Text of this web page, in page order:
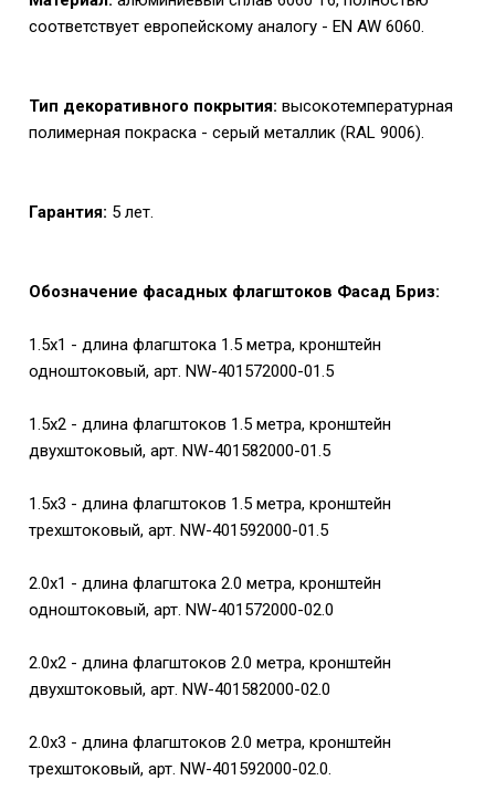
соответствует европейскому аналогу - EN AW 6060.
Тип декоративного покрытия: высокотемпературная
полимерная покраска - серый металлик (RAL 9006).
Гарантия: 5 лет.
Обозначение фасадных флагштоков Фасад Бриз:
1.5х1 - длина флагштока 1.5 метра, кронштейн
одноштоковый, арт. NW-401572000-01.5
1.5х2 - длина флагштоков 1.5 метра, кронштейн
двухштоковый, арт. NW-401582000-01.5
1.5х3 - длина флагштоков 1.5 метра, кронштейн
трехштоковый, арт. NW-401592000-01.5
2.0х1 - длина флагштока 2.0 метра, кронштейн
одноштоковый, арт. NW-401572000-02.0
2.0х2 - длина флагштоков 2.0 метра, кронштейн
двухштоковый, арт. NW-401582000-02.0
2.0х3 - длина флагштоков 2.0 метра, кронштейн
трехштоковый, арт. NW-401592000-02.0.